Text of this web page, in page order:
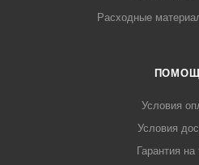
Расходные
Условия
Условия
Гарантия на